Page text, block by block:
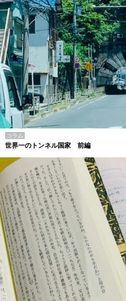
コラム
世界一のトンネル国家 前編